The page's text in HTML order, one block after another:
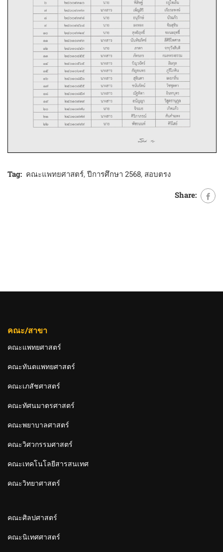
Tag: คณะแพทยศาสตร์, ปีการศึกษา 2568, สอบตรง
Share:
คณะ/สาขา
คณะแพทยศาสตร์
คณะทันตแพทยศาสตร์
คณะเภสัชศาสตร์
คณะทัศนมาตรศาสตร์
คณะพยาบาลศาสตร์
คณะวิศวกรรมศาสตร์
คณะเทคโนโลยีสารสนเทศ
คณะวิทยาศาสตร์
คณะศิลปศาสตร์
คณะนิเทศศาสตร์